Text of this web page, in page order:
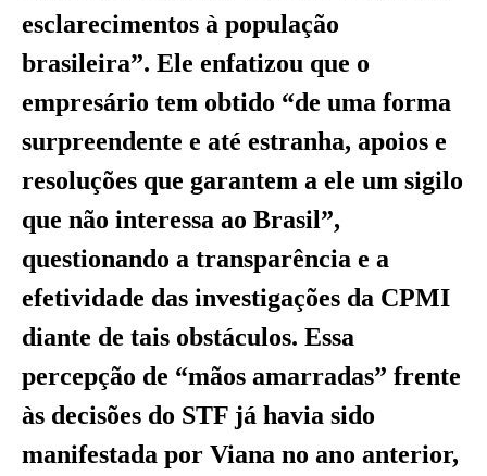
esclarecimentos à população
brasileira”. Ele enfatizou que o
empresário tem obtido “de uma forma
surpreendente e até estranha, apoios e
resoluções que garantem a ele um sigilo
que não interessa ao Brasil”,
questionando a transparência e a
efetividade das investigações da CPMI
diante de tais obstáculos. Essa
percepção de “mãos amarradas” frente
às decisões do STF já havia sido
manifestada por Viana no ano anterior,